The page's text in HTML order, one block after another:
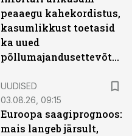
peaaegu kahekordistus,
kasumlikkust toetasid
ka uued
põllumajandusettevõtted
UUDISED
03.08.26, 09:15
Euroopa saagiprognoos:
mais langeb järsult,